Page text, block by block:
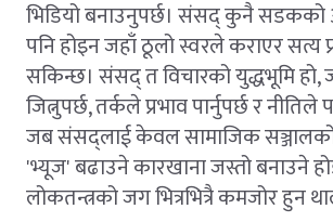
भिडियो बनाउनुपर्छ। संसद् कुनै
पनि होइन जहाँ ठूलो स्वरले कराएर सत्य
सकिन्छ। संसद् त विचारको युद्धभूमि
जित्नुपर्छ, तर्कले प्रभाव पार्नुपर्छ र नीतिले
जब संसद्‌लाई केवल सामाजिक
'भ्यूज' बढाउने कारखाना जस्तो बनाउने
लोकतन्त्रको जग भित्रभित्रै कमजोर हुन